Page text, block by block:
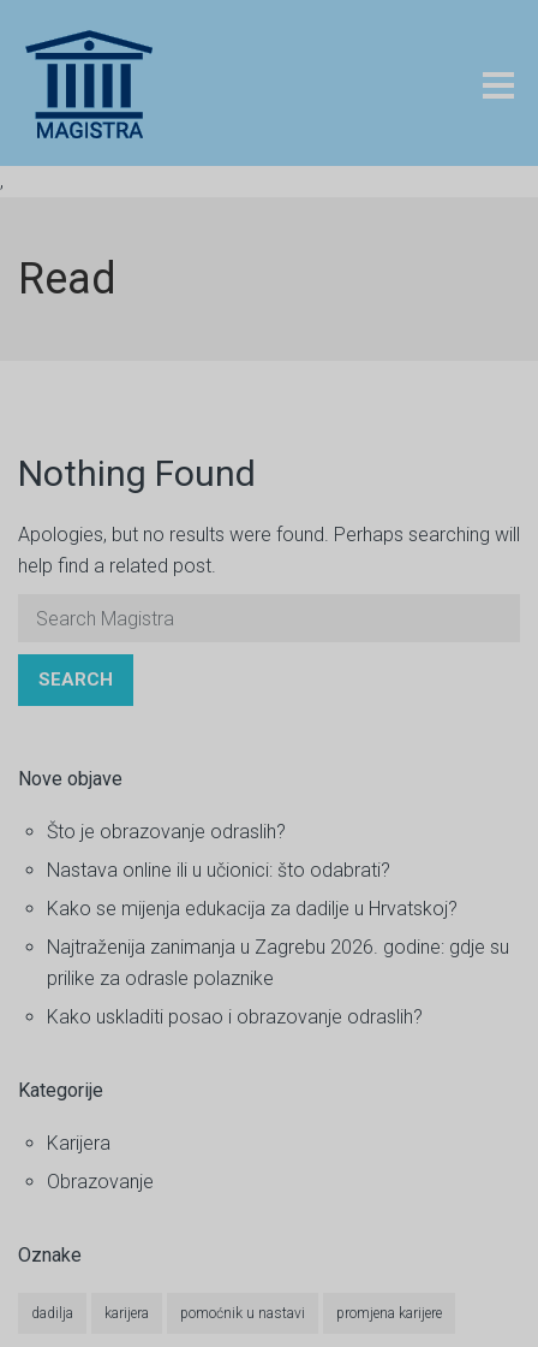
,
Read
Nothing Found
Apologies, but no results were found. Perhaps searching will
help find a related post.
SEARCH
Nove objave
Što je obrazovanje odraslih?
Nastava online ili u učionici: što odabrati?
Kako se mijenja edukacija za dadilje u Hrvatskoj?
Najtraženija zanimanja u Zagrebu 2026. godine: gdje su
prilike za odrasle polaznike
Kako uskladiti posao i obrazovanje odraslih?
Kategorije
Karijera
Obrazovanje
Oznake
dadilja karijera pomoćnik u nastavi promjena karijere